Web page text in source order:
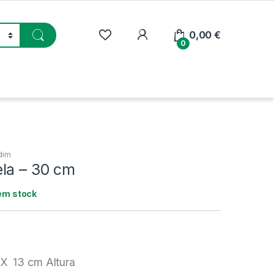
My Account
0
0,00€
– 30 cm
stock
13 cm Altura